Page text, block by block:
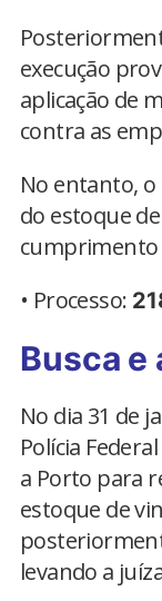
execução
aplicação de
contra as
No entanto, o
do estoque
cumprimento
• Processo:
Busca e
No dia 31 de
Polícia
a Porto para
estoque de
levando a